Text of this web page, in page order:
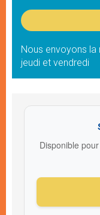
Nous envoyons la
jeudi et vendredi
Disponible